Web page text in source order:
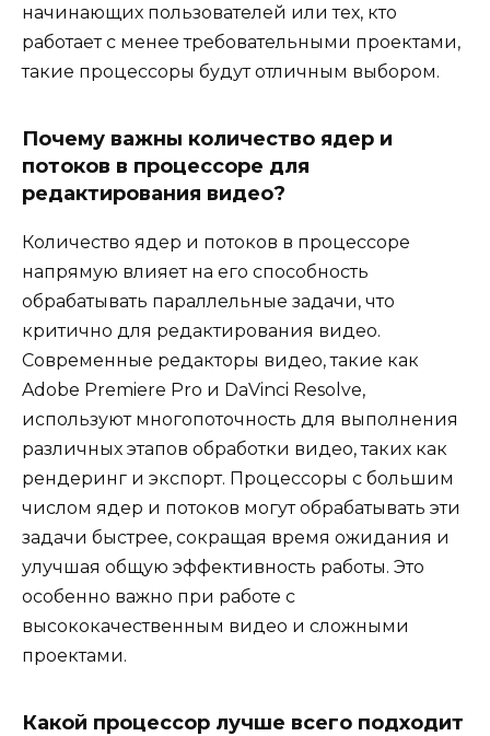
начинающих пользователей или тех, кто
работает с менее требовательными проектами,
такие процессоры будут отличным выбором.
Почему важны количество ядер и
потоков в процессоре для
редактирования видео?
Количество ядер и потоков в процессоре
напрямую влияет на его способность
обрабатывать параллельные задачи, что
критично для редактирования видео.
Современные редакторы видео, такие как
Adobe Premiere Pro и DaVinci Resolve,
используют многопоточность для выполнения
различных этапов обработки видео, таких как
рендеринг и экспорт. Процессоры с большим
числом ядер и потоков могут обрабатывать эти
задачи быстрее, сокращая время ожидания и
улучшая общую эффективность работы. Это
особенно важно при работе с
высококачественным видео и сложными
проектами.
Какой процессор лучше всего подходит